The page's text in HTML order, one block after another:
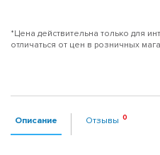
*Цена действительна только для
отличаться от цен в розничных
Описание Отзывы